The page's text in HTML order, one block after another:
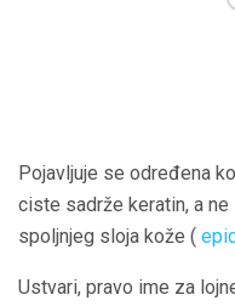
Pojavljuje se određena
ciste sadrže keratin, a ne
spoljnjeg sloja kože (
Ustvari, pravo ime za